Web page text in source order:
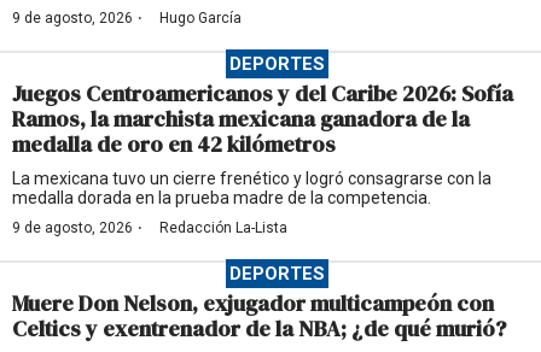
9 de agosto, 2026 · Hugo García
DEPORTES
Juegos Centroamericanos y del Caribe 2026: Sofía
Ramos, la marchista mexicana ganadora de la
medalla de oro en 42 kilómetros
La mexicana tuvo un cierre frenético y logró consagrarse con la
medalla dorada en la prueba madre de la competencia.
9 de agosto, 2026 · Redacción La-Lista
DEPORTES
Muere Don Nelson, exjugador multicampeón con
Celtics y exentrenador de la NBA; ¿de qué murió?